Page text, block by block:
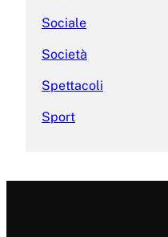
Sociale
Società
Spettacoli
Sport